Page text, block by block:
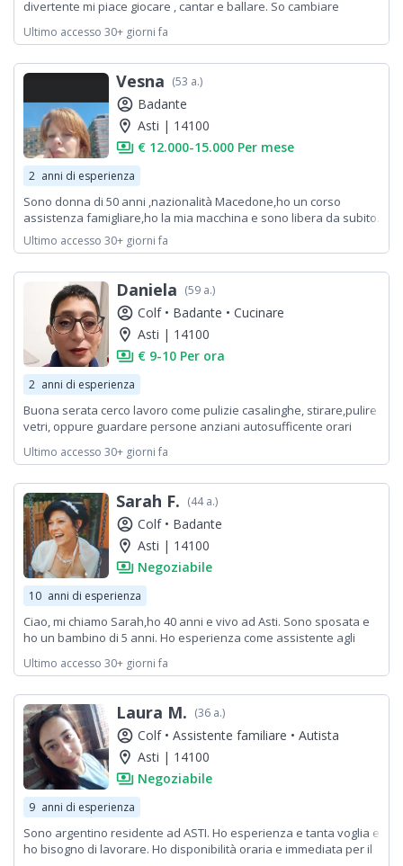
divertente mi piace giocare , cantar e ballare. So cambiare
sono molto atenta e do il mio 100% anche perche lavorare come
Ultimo accesso 30+ giorni fa
Vesna (53 a.)
account_circle Badante
location_on Asti | 14100
payments € 12.000-15.000 Per mese
2 anni di esperienza
Sono donna di 50 anni ,nazionalità Macedone,ho un corso
assistenza famigliare,ho la mia macchina e sono libera da subito.
Ultimo accesso 30+ giorni fa
Daniela (59 a.)
account_circle Colf • Badante • Cucinare
location_on Asti | 14100
payments € 9-10 Per ora
2 anni di esperienza
Buona serata cerco lavoro come pulizie casalinghe, stirare,pulire
vetri, oppure guardare persone anziani autosufficente orari
quotidiane,pulizie igiene, sono Daniela donna 57anni italiana, mi
Ultimo accesso 30+ giorni fa
Sarah F. (44 a.)
account_circle Colf • Badante
location_on Asti | 14100
payments Negoziabile
10 anni di esperienza
Ciao, mi chiamo Sarah,ho 40 anni e vivo ad Asti. Sono sposata e
ho un bambino di 5 anni. Ho esperienza come assistente agli
piace la pulizia e l'ordine a livello quasi maniacale. Amo quello
sa a chi rivolgersi. Sono una persona affidabile, puntuale e
precisa.
Ultimo accesso 30+ giorni fa
Laura M. (36 a.)
account_circle Colf • Assistente familiare • Autista
location_on Asti | 14100
payments Negoziabile
9 anni di esperienza
Sono argentino residente ad ASTI. Ho esperienza e tanta voglia e
ho bisogno di lavorare. Ho disponibilità oraria e immediata per il